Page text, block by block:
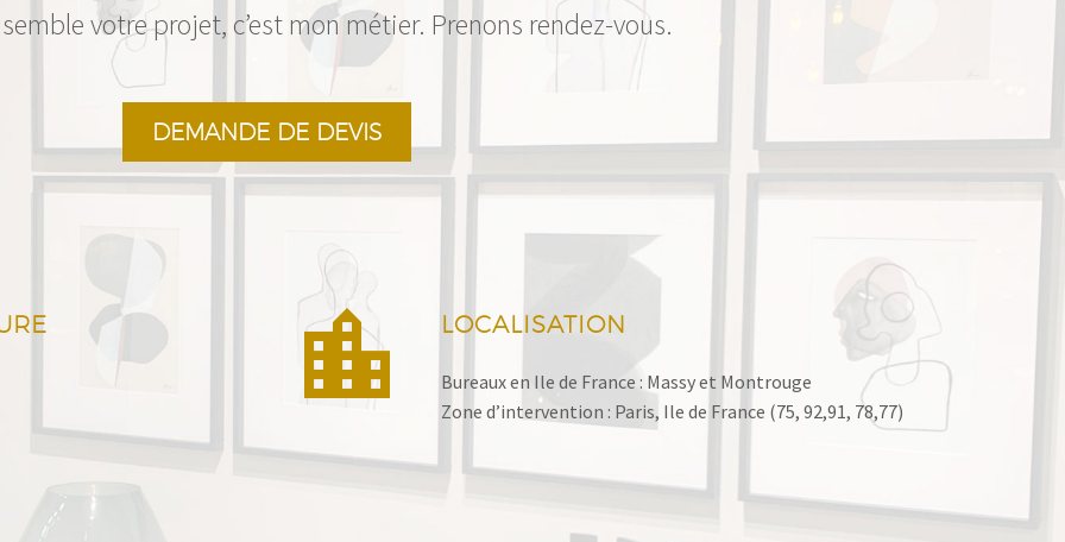
votre projet, c’est mon métier. Prenons rendez-vous.
DEMANDE DE DEVIS

 LOCALISATION
Bureaux en Ile de France : Massy et Montrouge
Zone d’intervention : Paris, Ile de France (75, 92,91, 78,77)